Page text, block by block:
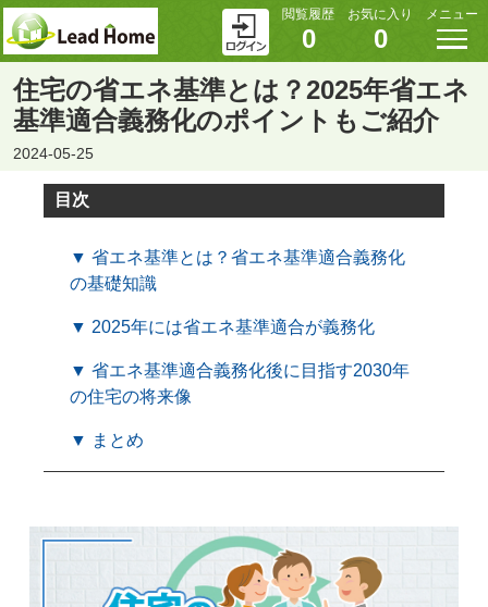
閲覧履歴
0
お気に入り
0
メニュー
住宅の省エネ基準とは？2025年省エネ
基準適合義務化のポイントもご紹介
2024-05-25
目次
▼ 省エネ基準とは？省エネ基準適合義務化
の基礎知識
▼ 2025年には省エネ基準適合が義務化
▼ 省エネ基準適合義務化後に目指す2030年
の住宅の将来像
▼ まとめ